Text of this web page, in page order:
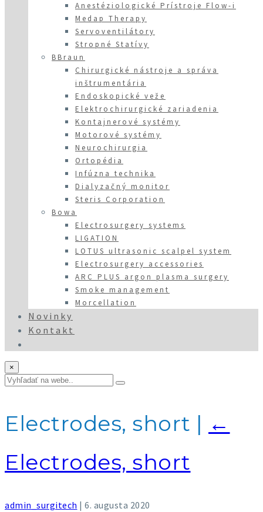
Anestéziologické Prístroje Flow-i
Medap Therapy
Servoventilátory
Stropné Statívy
BBraun
Chirurgické nástroje a správa
inštrumentária
Endoskopické veže
Elektrochirurgické zariadenia
Kontajnerové systémy
Motorové systémy
Neurochirurgia
Ortopédia
Infúzna technika
Dialyzačný monitor
Steris Corporation
Bowa
Electrosurgery systems
LIGATION
LOTUS ultrasonic scalpel system
Electrosurgery accessories
ARC PLUS argon plasma surgery
Smoke management
Morcellation
Novinky
Kontakt
×
Electrodes, short | ←
Electrodes, short
admin_surgitech | 6. augusta 2020